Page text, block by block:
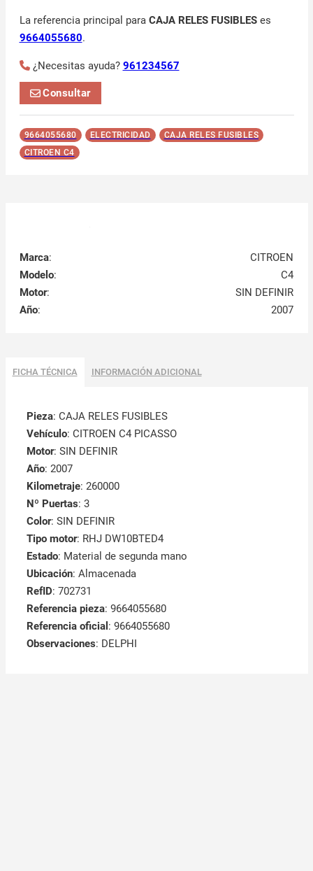
La referencia principal para CAJA RELES FUSIBLESes
9664055680.
¿Necesitas ayuda? 961234567
Consultar
9664055680 ELECTRICIDAD
CAJA RELES FUSIBLES
CITROEN C4
Marca:
CITROEN
Modelo:
C4
Motor:
SIN DEFINIR
Año: 2007
FICHA TÉCNICA INFORMACIÓN ADICIONAL
Pieza: CAJA RELES FUSIBLES
Vehículo: CITROEN C4 PICASSO
Motor: SIN DEFINIR
Año: 2007
Kilometraje: 260000
Nº Puertas: 3
Color: SIN DEFINIR
Tipo motor: RHJ DW10BTED4
Estado: Material de segunda mano
Ubicación: Almacenada
RefID: 702731
Referencia pieza: 9664055680
Referencia oficial : 9664055680
Observaciones: DELPHI